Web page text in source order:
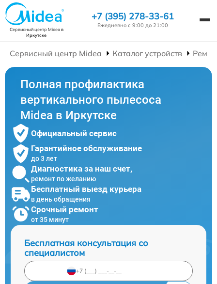
Сервисный центр Mideaв
Иркутске
+7 (395) 278-33-61
Ежедневно с 9:00 до 21:00
Сервисный центр Midea Каталог устройств
Полная профилактика
вертикального пылесоса
Midea в Иркутске
Официальный сервис
Гарантийное обслуживание
до 3 лет
Диагностика за наш счет,
ремонт по желанию
Бесплатный выезд курьера
в день обращения
Срочный ремонт
от 35 минут
Бесплатная консультация со
специалистом